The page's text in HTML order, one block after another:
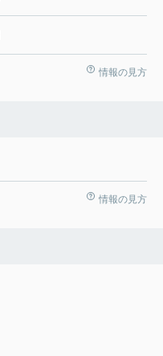
情報の見方
情報の見方